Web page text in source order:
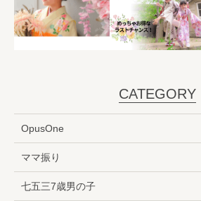
CATEGORY
OpusOne
ママ振り
七五三7歳男の子